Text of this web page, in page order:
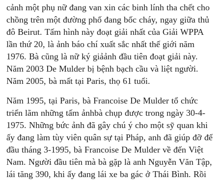
cảnh một phụ nữ đang van xin các binh lính tha chết cho
chồng trên một đường phố đang bốc cháy, ngay giữa thủ
đô Beirut. Tấm hình này đoạt giải nhất của Giải WPPA
lần thứ 20, là ảnh báo chí xuất sắc nhất thế giới năm
1976. Bà cũng là nữ ký giảảnh đầu tiên đoạt giải này.
Năm 2003 De Mulder bị bệnh bạch cầu và liệt người.
Năm 2005, bà mất tại Paris, thọ 61 tuổi.
Năm 1995, tại Paris, bà Francoise De Mulder tổ chức
triển lãm những tấm ảnhbà chụp được trong ngày 30-4-
1975. Những bức ảnh đã gây chú ý cho một sỹ quan khi
ấy đang làm tùy viên quân sự tại Pháp, anh đã giúp đỡ để
đầu tháng 3-1995, bà Francoise De Mulder về đến Việt
Nam. Người đầu tiên mà bà gặp là anh Nguyễn Văn Tập,
lái tăng 390, khi ấy đang lái xe ba gác ở Thái Bình. Rồi